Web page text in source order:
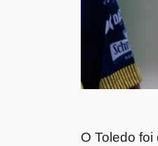
O Toledo